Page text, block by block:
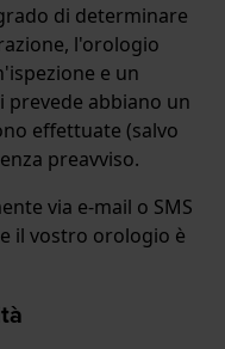
di determinare
l'orologio
e un
prevede abbiano un
effettuate (salvo
preavviso.
via e-mail o SMS
il vostro orologio è